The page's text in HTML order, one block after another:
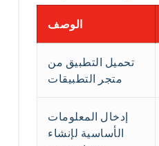
الوصف
تحميل التطبيق من
متجر التطبيقات
إدخال المعلومات
الأساسية لإنشاء